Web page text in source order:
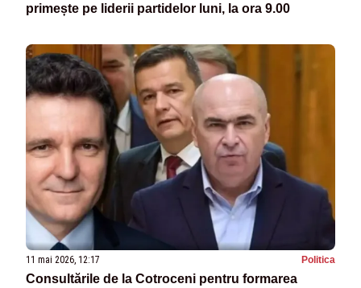
primește pe liderii partidelor luni, la ora 9.00
11 mai 2026, 12:17 Politica
Consultările de la Cotroceni pentru formarea